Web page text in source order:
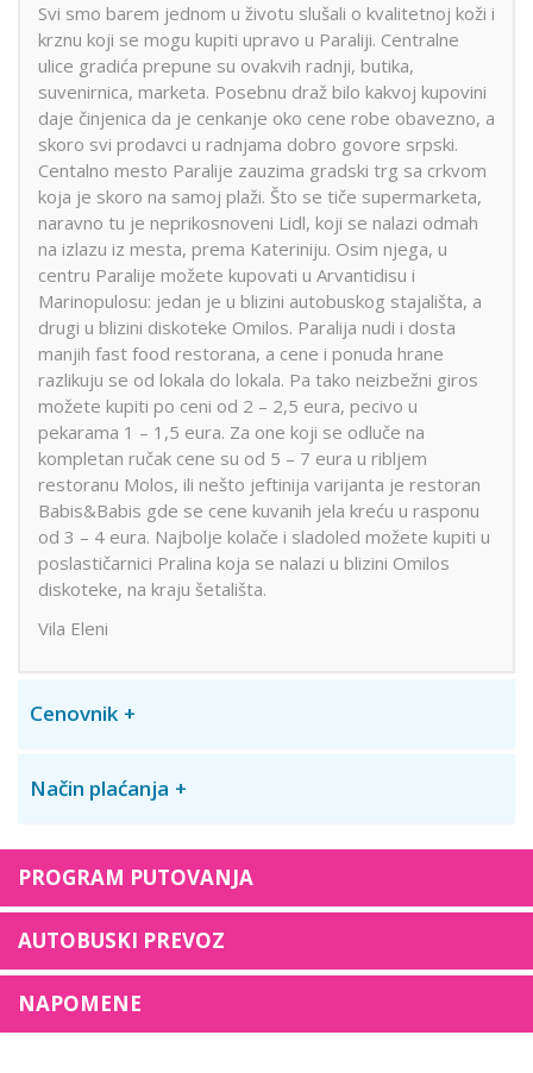
Svi smo barem jednom u životu slušali o kvalitetnoj koži i
krznu koji se mogu kupiti upravo u Paraliji. Centralne
ulice gradića prepune su ovakvih radnji, butika,
suvenirnica, marketa. Posebnu draž bilo kakvoj kupovini
daje činjenica da je cenkanje oko cene robe obavezno, a
skoro svi prodavci u radnjama dobro govore srpski.
Centalno mesto Paralije zauzima gradski trg sa crkvom
koja je skoro na samoj plaži. Što se tiče supermarketa,
naravno tu je neprikosnoveni Lidl, koji se nalazi odmah
na izlazu iz mesta, prema Kateriniju. Osim njega, u
centru Paralije možete kupovati u Arvantidisu i
Marinopulosu: jedan je u blizini autobuskog stajališta, a
drugi u blizini diskoteke Omilos. Paralija nudi i dosta
manjih fast food restorana, a cene i ponuda hrane
razlikuju se od lokala do lokala. Pa tako neizbežni giros
možete kupiti po ceni od 2 – 2,5 eura, pecivo u
pekarama 1 – 1,5 eura. Za one koji se odluče na
kompletan ručak cene su od 5 – 7 eura u ribljem
restoranu Molos, ili nešto jeftinija varijanta je restoran
Babis&Babis gde se cene kuvanih jela kreću u rasponu
od 3 – 4 eura. Najbolje kolače i sladoled možete kupiti u
poslastičarnici Pralina koja se nalazi u blizini Omilos
diskoteke, na kraju šetališta.
Vila Eleni
Cenovnik
Način plaćanja
PROGRAM PUTOVANJA
AUTOBUSKI PREVOZ
NAPOMENE